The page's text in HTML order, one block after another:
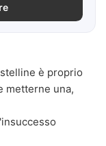
è proprio
metterne una,